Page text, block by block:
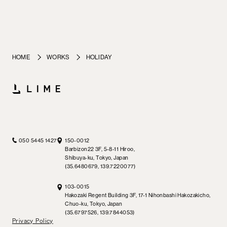
HOME WORKS HOLIDAY
050 5445 1427
150-0012
Barbizon22 3F, 5-8-11 Hiroo,
Shibuya-ku, Tokyo, Japan
(35.6480679, 139.7220077)
103-0015
Hakozaki Regent Building 3F, 17-1 Nihonbashi Hakozakicho,
Chuo-ku, Tokyo, Japan
(35.6797526, 139.7844053)
Privacy Policy